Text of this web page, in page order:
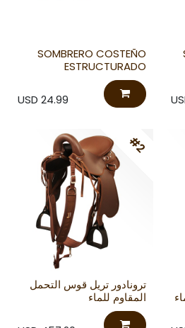
SOMBRERO COSTEÑO
ESTRUCTURADO
USD 24.99
#2
ترونادور تريل قوس التحمل
المقاوم للماء